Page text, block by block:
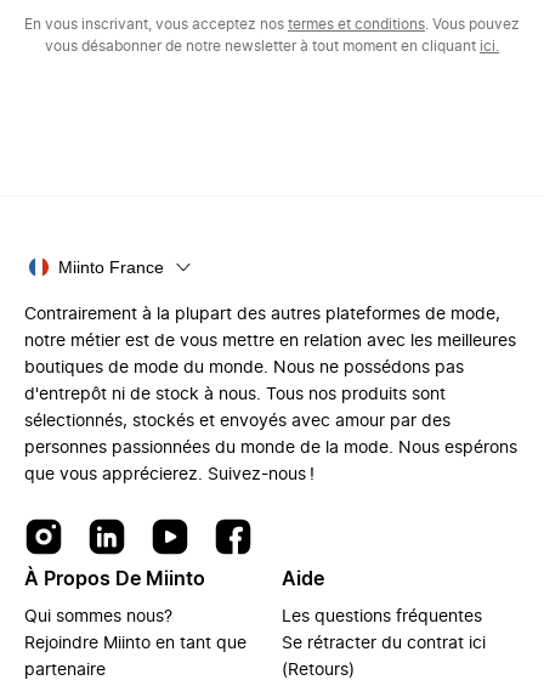
En vous inscrivant, vous acceptez nos termes et conditions . Vous pouvez
vous désabonner de notre newsletter à tout moment en cliquant ici.
Miinto France
Contrairement à la plupart des autres plateformes de mode,
notre métier est de vous mettre en relation avec les meilleures
boutiques de mode du monde. Nous ne possédons pas
d'entrepôt ni de stock à nous. Tous nos produits sont
sélectionnés, stockés et envoyés avec amour par des
personnes passionnées du monde de la mode. Nous espérons
que vous apprécierez. Suivez-nous !
À Propos De Miinto
Qui sommes nous?
Rejoindre Miinto en tant que
partenaire
Aide
Les questions fréquentes
Se rétracter du contrat ici
(Retours)